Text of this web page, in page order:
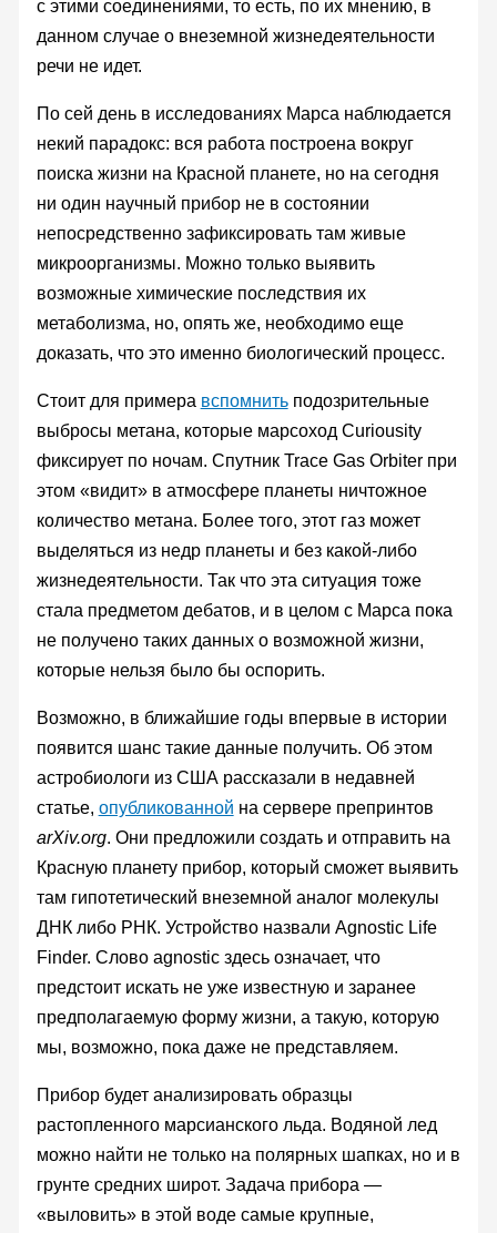
с этими соединениями, то есть, по их мнению, в
данном случае о внеземной жизнедеятельности
речи не идет.
По сей день в исследованиях Марса наблюдается
некий парадокс: вся работа построена вокруг
поиска жизни на Красной планете, но на сегодня
ни один научный прибор не в состоянии
непосредственно зафиксировать там живые
микроорганизмы. Можно только выявить
возможные химические последствия их
метаболизма, но, опять же, необходимо еще
доказать, что это именно биологический процесс.
Стоит для примера вспомнитьподозрительные
выбросы метана, которые марсоход Curiousity
фиксирует по ночам. Спутник Trace Gas Orbiter при
этом «видит» в атмосфере планеты ничтожное
количество метана. Более того, этот газ может
выделяться из недр планеты и без какой-либо
жизнедеятельности. Так что эта ситуация тоже
стала предметом дебатов, и в целом с Марса пока
не получено таких данных о возможной жизни,
которые нельзя было бы оспорить.
Возможно, в ближайшие годы впервые в истории
появится шанс такие данные получить. Об этом
астробиологи из США рассказали в недавней
статье, опубликованной на сервере препринтов
arXiv.org. Они предложили создать и отправить на
Красную планету прибор, который сможет выявить
там гипотетический внеземной аналог молекулы
ДНК либо РНК. Устройство назвали Agnostic Life
Finder. Слово agnostic здесь означает, что
предстоит искать не уже известную и заранее
предполагаемую форму жизни, а такую, которую
мы, возможно, пока даже не представляем.
Прибор будет анализировать образцы
растопленного марсианского льда. Водяной лед
можно найти не только на полярных шапках, но и в
грунте средних широт. Задача прибора —
«выловить» в этой воде самые крупные,